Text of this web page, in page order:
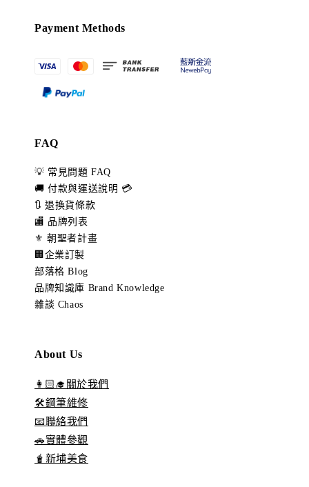
Payment Methods
FAQ
💡 常見問題 FAQ
🚚 付款與運送說明 💳
🔃 退換貨條款
🏬 品牌列表
⚜️ 朝聖者計畫
🏢企業訂製
部落格 Blog
品牌知識庫 Brand Knowledge
雜談 Chaos
About Us
👩🏻‍🎓關於我們
🛠️鋼筆維修
📧聯絡我們
🚗實體參觀
🧋新埔美食